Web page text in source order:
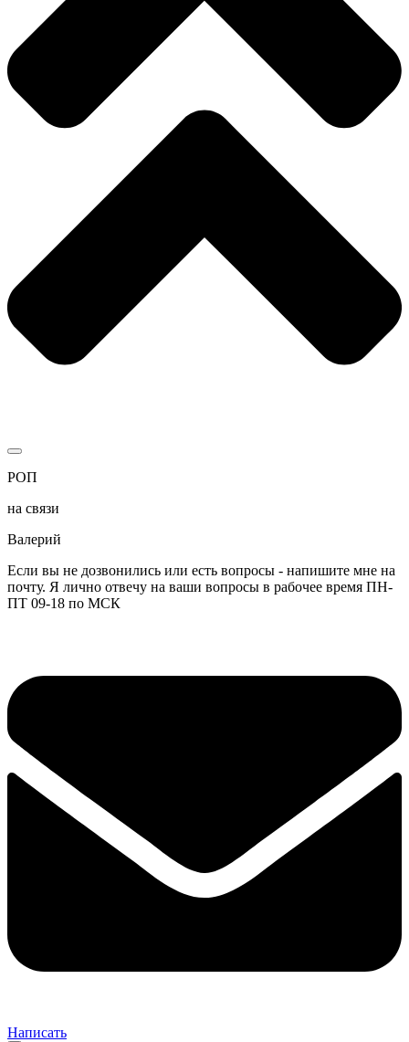
РОП
на связи
Валерий
Если вы не дозвонились или есть вопросы - напишите мне на
почту. Я лично отвечу на ваши вопросы в рабочее время ПН-
ПТ 09-18 по МСК
Написать